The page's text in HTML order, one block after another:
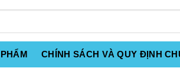
CHÍNH SÁCH VÀ QUY ĐỊNH